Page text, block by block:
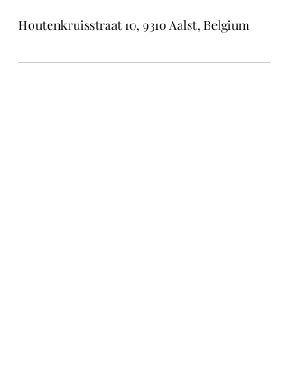
Houtenkruisstraat 10, 9310 Aalst, Belgium